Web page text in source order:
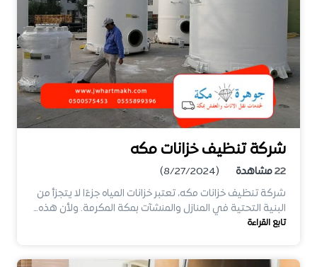
شركة تنظيف خزانات مكه
22مشاهدة
(8/27/2024)
شركة تنظيف خزانات مكه، تعتبر خزانات المياه جزءًا لا يتجزأ من
البنية التحتية في المنازل والمنشآت بمكة المكرمة. ولأن هذه…
تابع القراءة